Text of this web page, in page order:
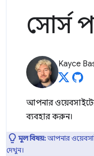
সোর্স
Kayce
আপনার ওয়েবসাইটের
ব্যবহার করুন।
মূল বিষয়:আপনার
দেখুন।